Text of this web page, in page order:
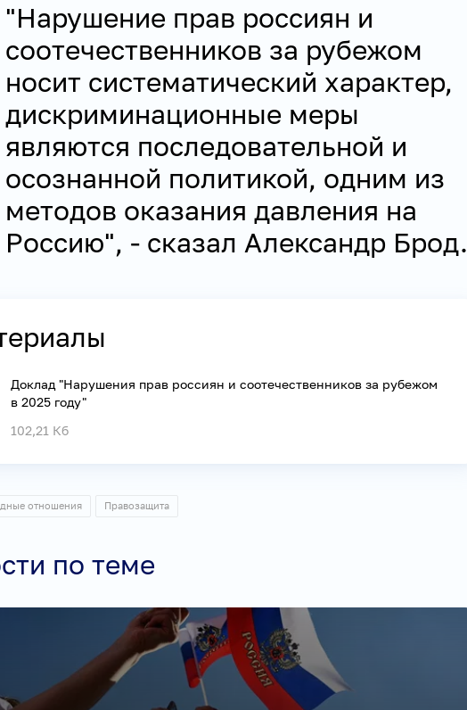
"Нарушение прав россиян и
соотечественников за рубежом
носит систематический характер,
дискриминационные меры
являются последовательной и
осознанной политикой, одним из
методов оказания давления на
Россию", - сказал Александр Брод.
Доклад "Нарушения прав россиян и соотечественников за рубежом
в 2025 году"
102,21 Кб
отношения Правозащита
по теме